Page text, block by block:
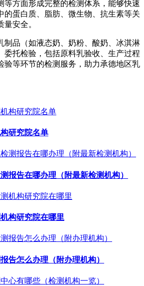
等方面形成完整的检测体系，能够快速
的蛋白质、脂肪、微生物、抗生素等关
安全。
制品（如液态奶、奶粉、酸奶、冰淇淋
委托检验，包括原料乳验收、生产过程
验等环节的检测服务，助力承德地区乳
研究院名单
报告在哪办理（附最新检测机构）
构研究院在哪里
告怎么办理（附办理机构）